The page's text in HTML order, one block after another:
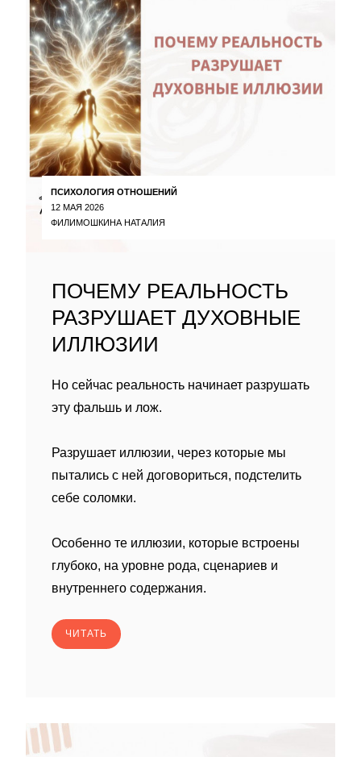
ПСИХОЛОГИЯ ОТНОШЕНИЙ
12 МАЯ 2026
ФИЛИМОШКИНА НАТАЛИЯ
ПОЧЕМУ РЕАЛЬНОСТЬ
РАЗРУШАЕТ ДУХОВНЫЕ
ИЛЛЮЗИИ
Но сейчас реальность начинает разрушать
эту фальшь и лож.
Разрушает иллюзии, через которые мы
пытались с ней договориться, подстелить
себе соломки.
Особенно те иллюзии, которые встроены
глубоко, на уровне рода, сценариев и
внутреннего содержания.
ЧИТАТЬ